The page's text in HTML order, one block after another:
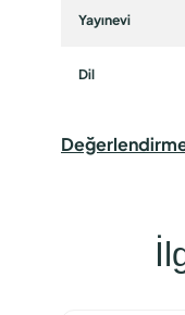
Yayınevi
Dil